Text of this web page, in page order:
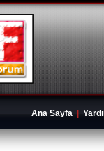
Ana Sayfa|